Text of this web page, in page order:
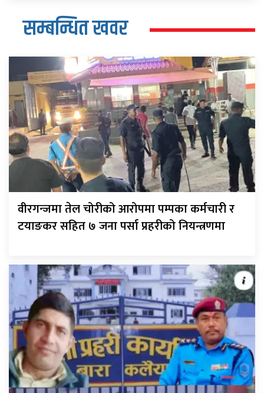
सम्बन्धित खवर
वीरगन्जमा तेल चोरीको आरोपमा पम्पका कर्मचारी र
टयाङकर सहित ७ जना पर्सा प्रहरीको नियन्त्रणमा